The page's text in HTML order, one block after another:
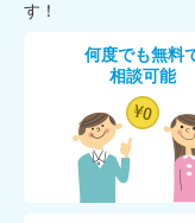
す！
何度でも無料
相談可能